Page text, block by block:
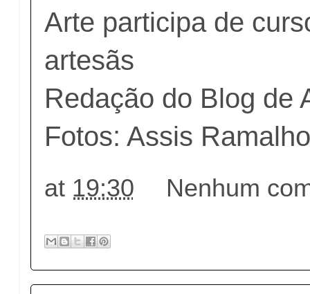
Arte participa de
artesãs
Redação do Blog de
Fotos: Assis
at 19:30 Nenhum